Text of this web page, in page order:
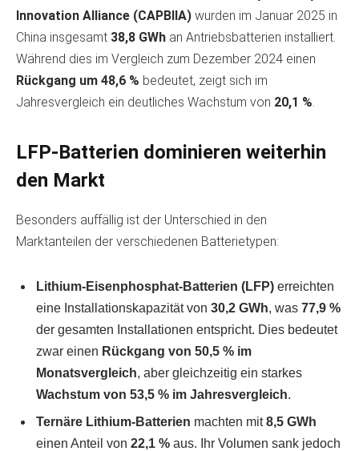
Innovation Alliance (CAPBIIA) wurden im Januar 2025 in
China insgesamt 38,8 GWh an Antriebsbatterien installiert.
Während dies im Vergleich zum Dezember 2024 einen
Rückgang um 48,6 % bedeutet, zeigt sich im
Jahresvergleich ein deutliches Wachstum von 20,1 %.
LFP-Batterien dominieren weiterhin
den Markt
Besonders auffällig ist der Unterschied in den
Marktanteilen der verschiedenen Batterietypen:
Lithium-Eisenphosphat-Batterien (LFP) erreichten
eine Installationskapazität von 30,2 GWh, was 77,9 %
der gesamten Installationen entspricht. Dies bedeutet
zwar einen Rückgang von 50,5 % im
Monatsvergleich, aber gleichzeitig ein starkes
Wachstum von 53,5 % im Jahresvergleich.
Ternäre Lithium-Batterien machten mit8,5 GWh
einen Anteil von 22,1 % aus. Ihr Volumen sank jedoch